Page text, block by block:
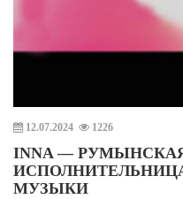
12.07.2024 1226
INNA —
МУЗЫКИ